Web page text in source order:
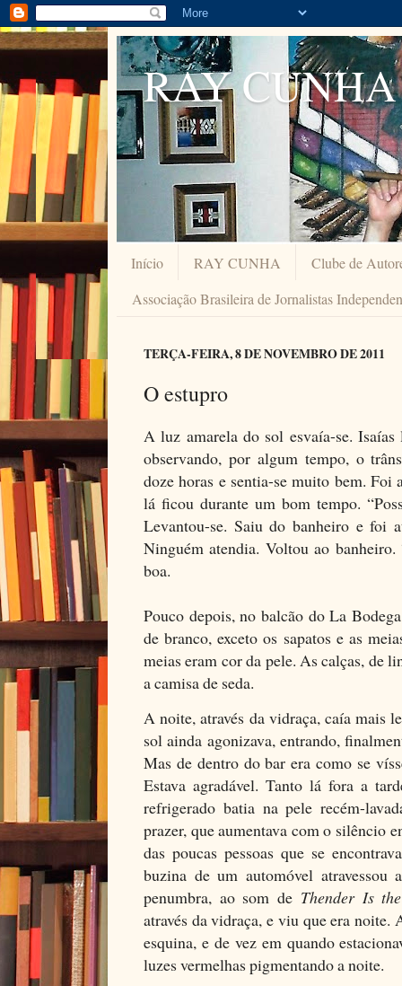
RAY CUNHA
Início RAY CUNHA
Clube de
Associação Brasileira de Jornalistas
TERÇA-FEIRA, 8 DE NOVEMBRO DE 2011
O estupro
A luz amarela do sol esvaía-se.
observando, por algum tempo, o
doze horas e sentia-se muito bem. Foi
lá ficou durante um bom tempo.
Levantou-se. Saiu do banheiro e foi
Ninguém atendia. Voltou ao
boa.
Pouco depois, no balcão do La
de branco, exceto os sapatos e as
meias eram cor da pele. As calças, de
a camisa de seda.
A noite, através da vidraça, caía mais
sol ainda agonizava, entrando,
Mas de dentro do bar era como se
Estava agradável. Tanto lá fora a
refrigerado batia na pele recém-
prazer, que aumentava com o silêncio
das poucas pessoas que se
buzina de um automóvel
penumbra, ao som de Thender Is
através da vidraça, e viu que era noite.
esquina, e de vez em quando
luzes vermelhas pigmentando a noite.